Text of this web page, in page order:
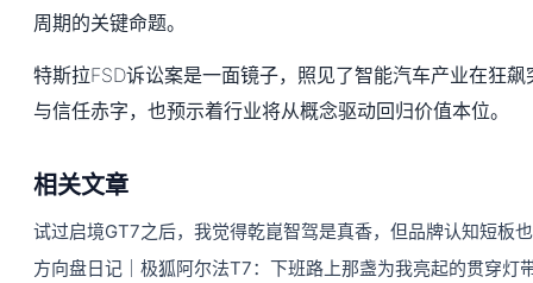
周期的关键命题。
特斯拉FSD诉讼案是一面镜子，照见了智能汽车产业在狂
与信任赤字，也预示着行业将从概念驱动回归价值本位。
相关文章
试过启境GT7之后，我觉得乾崑智驾是真香，但品牌认知短板
方向盘日记｜极狐阿尔法T7：下班路上那盏为我亮起的贯穿灯